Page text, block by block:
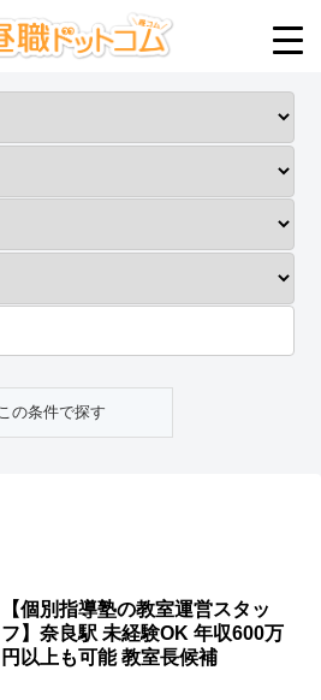
【個別指導塾の教室運営スタッ
フ】奈良駅 未経験OK 年収600万
円以上も可能 教室長候補